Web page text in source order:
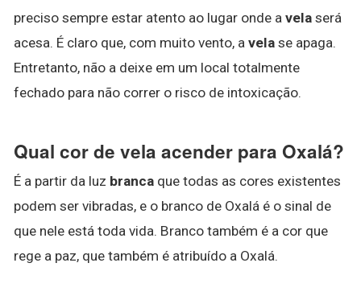
preciso sempre estar atento ao lugar onde a vela será
acesa. É claro que, com muito vento, a vela se apaga.
Entretanto, não a deixe em um local totalmente
fechado para não correr o risco de intoxicação.
Qual cor de vela acender para Oxalá?
É a partir da luz branca que todas as cores existentes
podem ser vibradas, e o branco de Oxalá é o sinal de
que nele está toda vida. Branco também é a cor que
rege a paz, que também é atribuído a Oxalá.